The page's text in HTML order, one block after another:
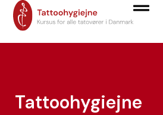
Kim
Tattoohygiejne